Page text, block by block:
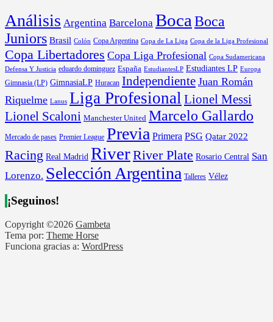
Análisis Argentina Barcelona Boca Boca
Juniors Brasil Colón Copa Argentina Copa de La Liga Copa de la Liga Profesional
Copa Libertadores Copa Liga Profesional Copa Sudamericana
Defensa Y Justicia eduardo dominguez España EstudiantesLP Estudiantes LP Europa
Gimnasia (LP) GimnasiaLP Huracan Independiente Juan Román
Riquelme Lanus Liga Profesional Lionel Messi
Lionel Scaloni Manchester United Marcelo Gallardo
Mercado de pases Premier League Previa Primera PSG Qatar 2022
Racing Real Madrid RiverRiver Plate Rosario Central San
Lorenzo. Selección Argentina Talleres Vélez
¡Seguinos!
Copyright ©2026 Gambeta
Tema por: Theme Horse
Funciona gracias a: WordPress